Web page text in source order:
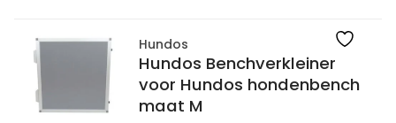
Hundos
Hundos Benchverkleiner
voor Hundos hondenbench
maat M